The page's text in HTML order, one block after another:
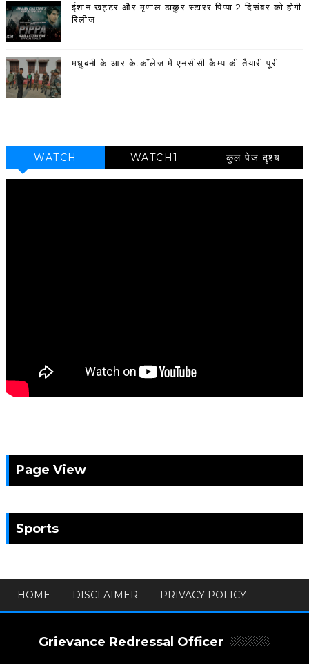
ईशान खट्टर और मृणाल ठाकुर स्टारर पिप्पा 2 दिसंबर को होगी
रिलीज
मधुबनी के आर के.कॉलेज में एनसीसी कैम्प की तैयारी पूरी
WATCH WATCH1 कुल पेज दृश्य
Page View
Sports
HOME DISCLAIMER PRIVACY POLICY
Grievance Redressal Officer